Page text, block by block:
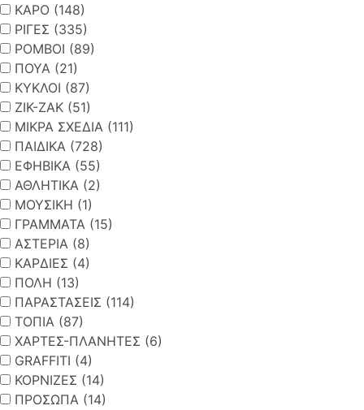
ΚΑΡΟ (148)
ΡΙΓΕΣ (335)
ΡΟΜΒΟΙ (89)
ΠΟΥΑ (21)
ΚΥΚΛΟΙ (87)
ΖΙΚ-ΖΑΚ (51)
ΜΙΚΡΑ ΣΧΕΔΙΑ (111)
ΠΑΙΔΙΚΑ (728)
ΕΦΗΒΙΚΑ (55)
ΑΘΛΗΤΙΚΑ (2)
ΜΟΥΣΙΚΗ (1)
ΓΡΑΜΜΑΤΑ (15)
ΑΣΤΕΡΙΑ (8)
ΚΑΡΔΙΕΣ (4)
ΠΟΛΗ (13)
ΠΑΡΑΣΤΑΣΕΙΣ (114)
ΤΟΠΙΑ (87)
ΧΑΡΤΕΣ-ΠΛΑΝΗΤΕΣ (6)
GRAFFITI (4)
ΚΟΡΝΙΖΕΣ (14)
ΠΡΟΣΩΠΑ (14)